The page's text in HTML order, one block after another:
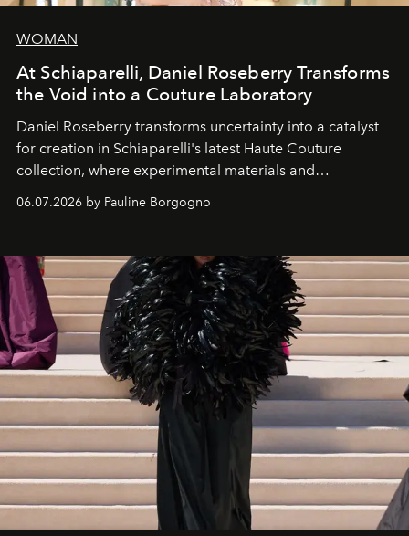
WOMAN
At Schiaparelli, Daniel Roseberry Transforms
the Void into a Couture Laboratory
Daniel Roseberry transforms uncertainty into a catalyst
for creation in Schiaparelli's latest Haute Couture
collection, where experimental materials and
exceptional craftsmanship forge a new territory between
fashion, sculpture, and art.
06.07.2026 by Pauline Borgogno